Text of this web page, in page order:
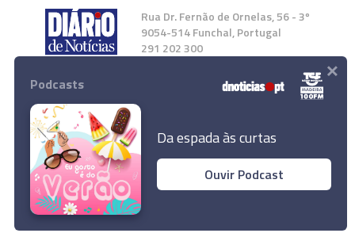
Rua Dr. Fernão de Ornelas, 56 - 3º
9054-514 Funchal, Portugal
291 202 300
Instale a nossa App
© 2024 Empresa Diário de Notícias, Lda.
Todos os direitos reservados.
Podcasts
Da espada às curtas
Ouvir Podcast
×